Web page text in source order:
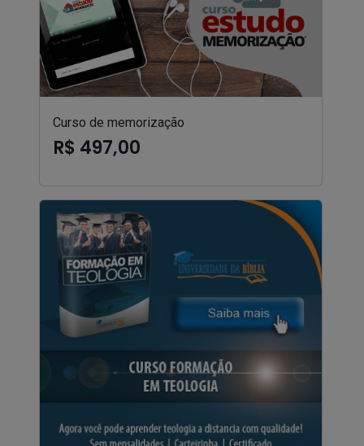
Curso de memorização
R$ 497,00